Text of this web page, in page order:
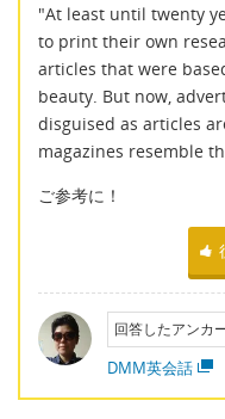
"At least until twenty
to print their own
articles that were
beauty. But now,
disguised as articles
magazines resemble
ご参考に！
回答したアンカ
DMM英会話